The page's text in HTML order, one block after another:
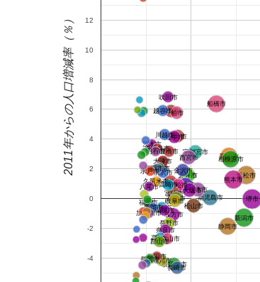
堺市
浜松市
熊本市
新潟市
船橋市
岡山市
相模原市
静岡市
鹿児島市
宇都宮市
西宮市
倉敷市
大分市
尼崎市
福山市
姫路市
東大阪市
松山市
岡崎市
柏市
豊田市
豊中市
金沢市
一宮市
高松市
宮崎市
富山市
岐阜市
枚方市
横須賀市
長崎市
吹田市
越谷市
川越市
豊橋市
大津市
那覇市
所沢市
高崎市
前橋市
高槻市
長野市
奈良市
高知市
和歌山市
郡山市
旭川市
茨木市
春日井市
明石市
四日市市
水戸市
久留米市
八尾市
福井市
盛岡市
加古川市
秋田市
長岡市
-4
-2
0
2
4
6
8
10
12
2011年からの人口増減率（％）